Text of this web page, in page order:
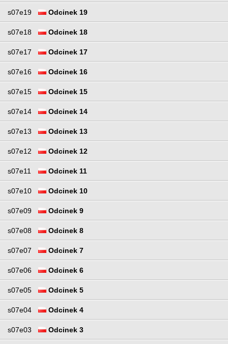
s07e19 Odcinek 19
s07e18 Odcinek 18
s07e17 Odcinek 17
s07e16 Odcinek 16
s07e15 Odcinek 15
s07e14 Odcinek 14
s07e13 Odcinek 13
s07e12 Odcinek 12
s07e11 Odcinek 11
s07e10 Odcinek 10
s07e09 Odcinek 9
s07e08 Odcinek 8
s07e07 Odcinek 7
s07e06 Odcinek 6
s07e05 Odcinek 5
s07e04 Odcinek 4
s07e03 Odcinek 3